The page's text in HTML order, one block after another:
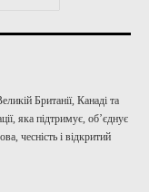
Британії, Канаді та
яка підтримує, об’єднує
чесність і відкритий